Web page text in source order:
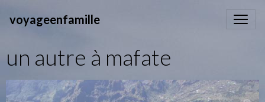
voyageenfamille
un autre à mafate